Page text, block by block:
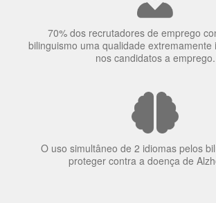
70% dos recrutadores de emprego
bilinguismo uma qualidade extremamente
O uso simultâneo de 2 idiomas pelos